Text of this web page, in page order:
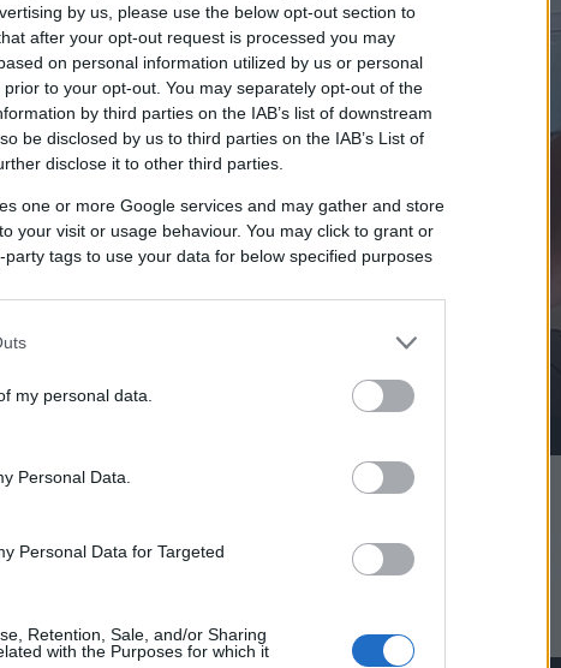
by us, please use the below opt-out section to
after your opt-out request is processed you may
on personal information utilized by us or personal
to your opt-out. You may separately opt-out of the
by third parties on the IAB’s list of downstream
be disclosed by us to third parties on the IAB’s List of
disclose it to other third parties.
one or more Google services and may gather and store
your visit or usage behaviour. You may click to grant or
tags to use your data for below specified purposes
my personal data.
Personal Data.
Personal Data for Targeted
Retention, Sale, and/or Sharing
with the Purposes for which it
OBD-csatlakozón keresztül. Nem hardver-csere, nem
turbónyomás, előgyújtás, gázpedál-reakció stb.).